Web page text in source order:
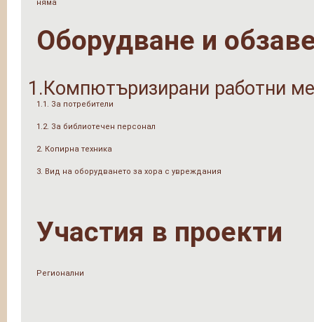
няма
Оборудване и
1.Компютъризирани работни
1.1. За потребители
1.2. За библиотечен персонал
2. Копирна техника
3. Вид на оборудването за хора с увреждания
Участия в проекти
Регионални